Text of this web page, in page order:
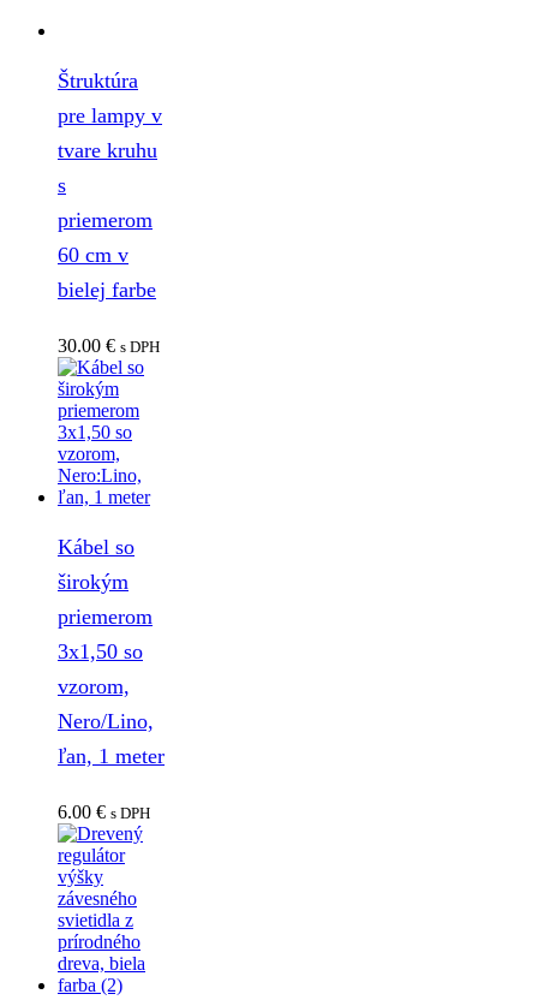
Štruktúra
pre lampy v
tvare kruhu
s
priemerom
60 cm v
bielej farbe
30.00 € s DPH
Kábel so
širokým
priemerom
3x1,50 so
vzorom,
Nero/Lino,
ľan, 1 meter
6.00 € s DPH